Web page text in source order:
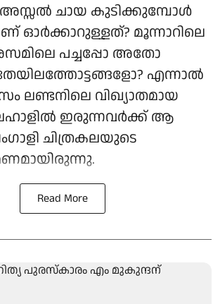
അസ്സല്‍ ചായ കുടിക്കുമ്പോള്‍
ഓര്‍ക്കാറുള്ളത്? മൂന്നാറിലെ
പച്ചപ്പോ അതോ
എന്നാല്‍
ലണ്ടനിലെ വിഖ്യാതമായ
ഇരുന്നവര്‍ക്ക് ആ
ചിത്രകലയുടെ
Read More